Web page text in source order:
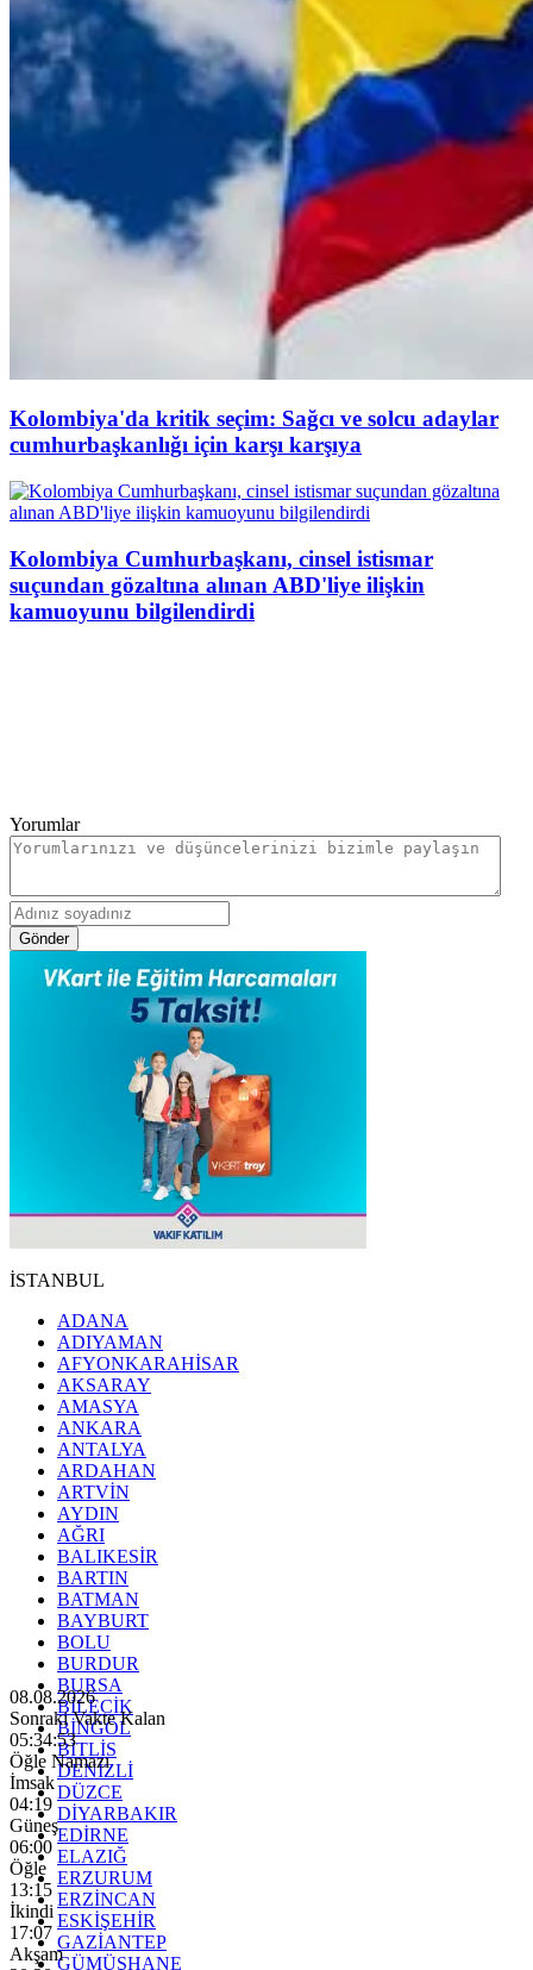
Kolombiya'da kritik seçim: Sağcı ve solcu adaylar
cumhurbaşkanlığı için karşı karşıya
Kolombiya Cumhurbaşkanı, cinsel istismar
suçundan gözaltına alınan ABD'liye ilişkin
kamuoyunu bilgilendirdi
Yorumlar
Gönder
İSTANBUL
ADANA
ADIYAMAN
AFYONKARAHİSAR
AKSARAY
AMASYA
ANKARA
ANTALYA
ARDAHAN
ARTVİN
AYDIN
AĞRI
BALIKESİR
BARTIN
BATMAN
BAYBURT
BOLU
BURDUR
BURSA
BİLECİK
BİNGÖL
BİTLİS
DENİZLİ
DÜZCE
DİYARBAKIR
EDİRNE
ELAZIĞ
ERZURUM
ERZİNCAN
ESKİŞEHİR
GAZİANTEP
GÜMÜŞHANE
08.08.2026
Sonraki Vakte Kalan
05:34:51
Öğle Namazı
İmsak
04:19
Güneş
06:00
Öğle
13:15
İkindi
17:07
Akşam